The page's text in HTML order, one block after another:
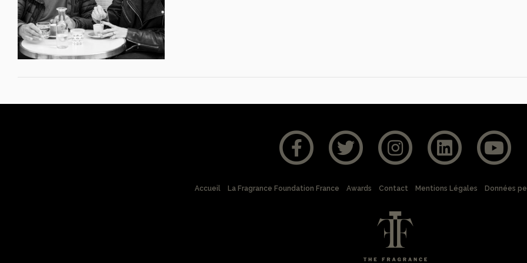
Accueil La Fragrance Foundation France Awards Contact Mentions Légales Données